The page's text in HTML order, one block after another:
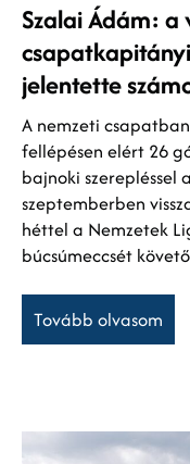
Szalai Ádám:
jelentette
A nemzeti
fellépésen elért 26
bajnoki
szeptemberben
héttel a Nemzetek
búcsúmeccsét
Tovább olvasom